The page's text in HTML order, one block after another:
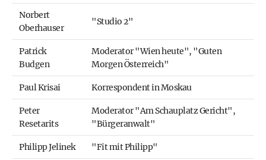
Norbert
Oberhauser
"Studio 2"
Patrick
Budgen
Moderator "Wien heute", "Guten
Morgen Österreich"
Paul Krisai Korrespondent in Moskau
Peter
Resetarits
Moderator "Am Schauplatz Gericht",
"Bürgeranwalt"
Philipp Jelinek "Fit mit Philipp"